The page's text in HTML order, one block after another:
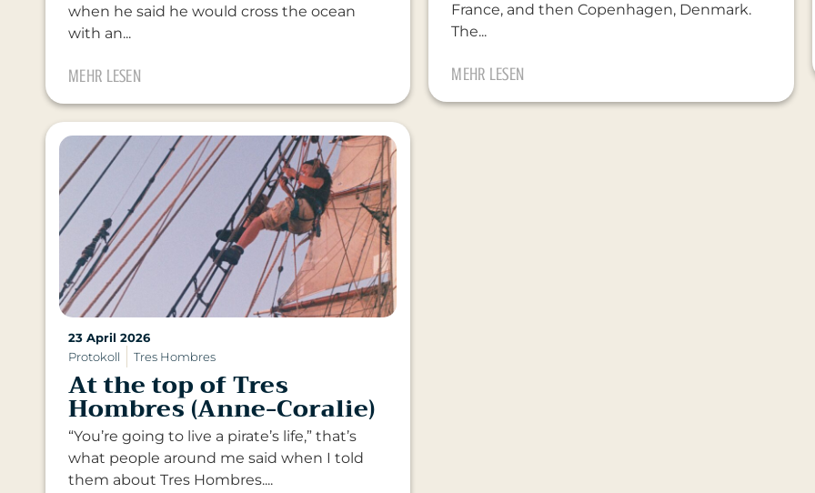
when he said he would cross the ocean
with an...
MEHR LESEN
France, and then Copenhagen, Denmark.
The...
MEHR LESEN
23 April 2026
Protokoll
Tres Hombres
At the top of Tres
Hombres (Anne-Coralie)
“You’re going to live a pirate’s life,” that’s
what people around me said when I told
them about Tres Hombres....